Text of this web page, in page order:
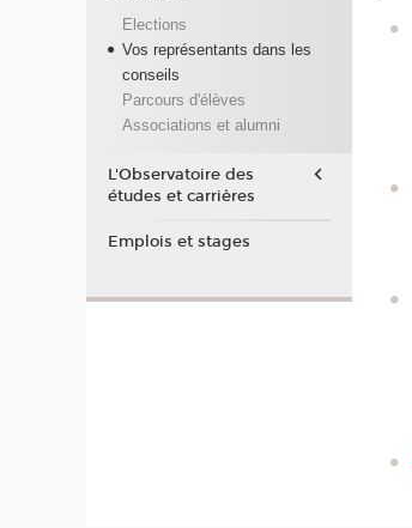
Elections
Vos représentants dans les
conseils
Parcours d'élèves
Associations et alumni
L'Observatoire des
études et carrières
Emplois et stages